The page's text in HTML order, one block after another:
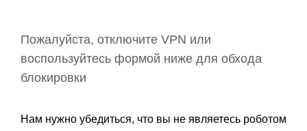
Пожалуйста, отключите VPN или
воспользуйтесь формой ниже для обхода
блокировки
Нам нужно убедиться, что вы не являетесь роботом